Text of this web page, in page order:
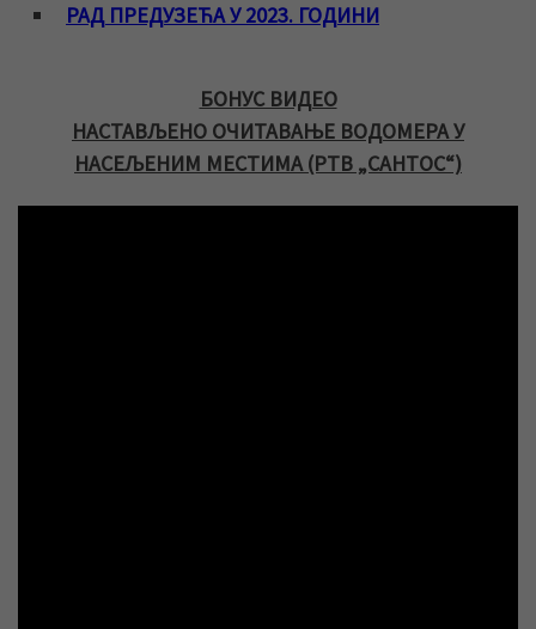
РАД ПРЕДУЗЕЋА У 2023. ГОДИНИ
БОНУС ВИДЕО
НАСТАВЉЕНО ОЧИТАВАЊЕ ВОДОМЕРА У
НАСЕЉЕНИМ МЕСТИМА (РТВ „САНТОС“)